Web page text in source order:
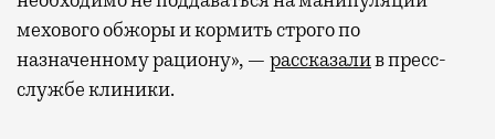
мехового обжоры и кормить строго по
назначенному рациону», — рассказалив пресс-
службе клиники.